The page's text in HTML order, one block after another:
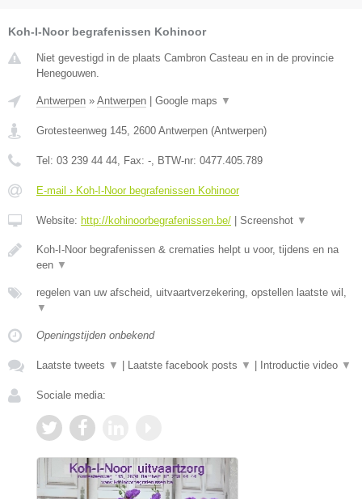
Koh-I-Noor begrafenissen Kohinoor
Niet gevestigd in de plaats Cambron Casteau en in de provincie
Henegouwen.
Antwerpen » Antwerpen Google maps ▼
Grotesteenweg 145, 2600 Antwerpen (Antwerpen)
Tel: 03 239 44 44, Fax: -, BTW-nr: 0477.405.789
E-mail › Koh-I-Noor begrafenissen Kohinoor
Website: http://kohinoorbegrafenissen.be/ Screenshot ▼
Koh-I-Noor begrafenissen & crematies helpt u voor, tijdens en na
een ▼
regelen van uw afscheid, uitvaartverzekering, opstellen laatste wil,
▼
Openingstijden onbekend
Laatste tweets ▼ Laatste facebook posts ▼ Introductie video ▼
Sociale media: